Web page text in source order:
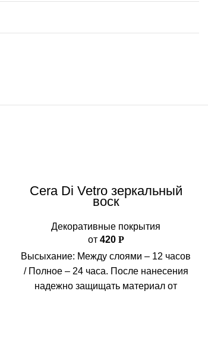
Cera Di Vetro зеркальный
воск
Декоративные покрытия
от 420 Р
Высыхание: Между слоями – 12 часов
/ Полное – 24 часа. После нанесения
надежно защищать материал от